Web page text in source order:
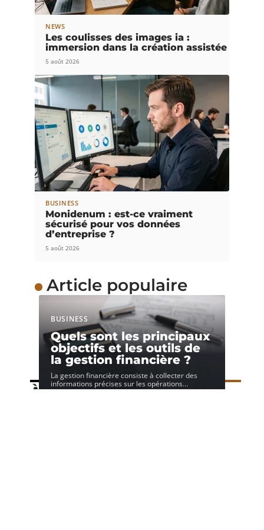
NEWS
Les coulisses des images ia :
immersion dans la création assistée
5 août 2026
BUSINESS
Monidenum : est-ce vraiment
sécurisé pour vos données
d’entreprise ?
5 août 2026
Article populaire
BUSINESS
Quels sont les principaux
objectifs et les outils de
la gestion financière ?
La gestion financière consiste à collecter des
informations précises sur les opérations…
À découvrir